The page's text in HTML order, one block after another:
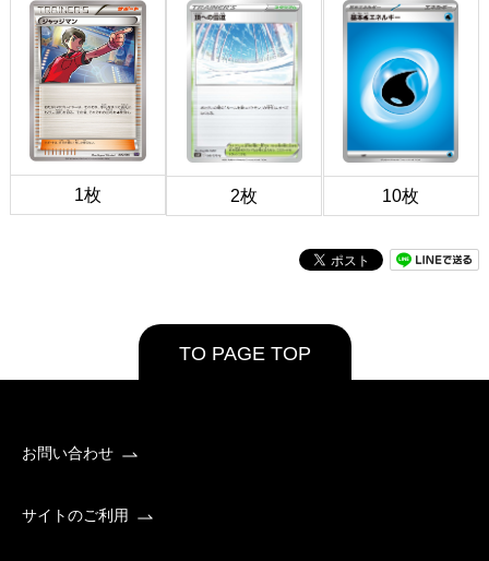
1枚 2枚 10枚
TO PAGE TOP
お問い合わせ
サイトのご利用